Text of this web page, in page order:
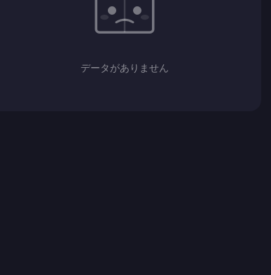
データがありません